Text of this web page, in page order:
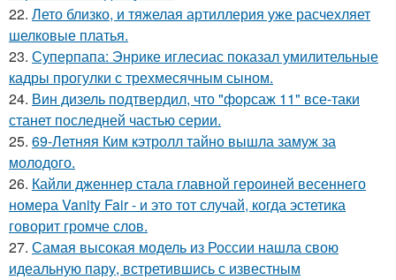
22. Лето близко, и тяжелая артиллерия уже расчехляет
шелковые платья.
23. Суперпапа: Энрике иглесиас показал умилительные
кадры прогулки с трехмесячным сыном.
24. Вин дизель подтвердил, что "форсаж 11" все-таки
станет последней частью серии.
25. 69-Летняя Ким кэтролл тайно вышла замуж за
молодого.
26. Кайли дженнер стала главной героиней весеннего
номера Vanity Fair - и это тот случай, когда эстетика
говорит громче слов.
27. Самая высокая модель из России нашла свою
идеальную пару, встретившись с известным